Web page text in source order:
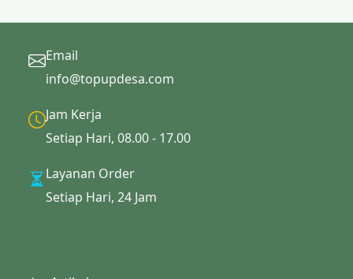
Email
info@topupdesa.com
Jam Kerja
Setiap Hari, 08.00 - 17.00
Layanan Order
Setiap Hari, 24 Jam